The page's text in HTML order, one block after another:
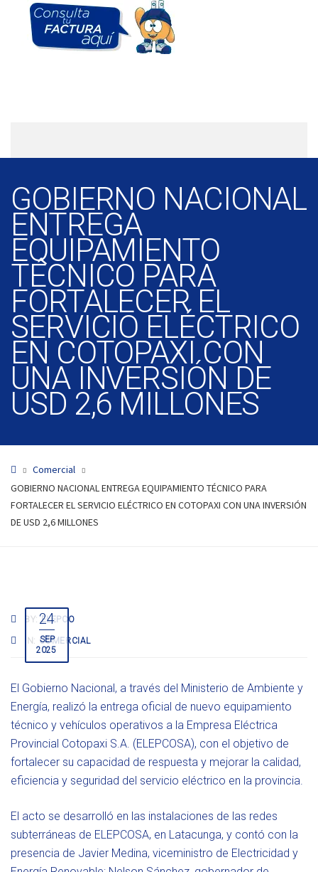
GOBIERNO NACIONAL
ENTREGA
EQUIPAMIENTO
TÉCNICO PARA
FORTALECER EL
SERVICIO ELÉCTRICO
EN COTOPAXI CON
UNA INVERSIÓN DE
USD 2,6 MILLONES
Comercial
GOBIERNO NACIONAL ENTREGA EQUIPAMIENTO TÉCNICO PARA
FORTALECER EL SERVICIO ELÉCTRICO EN COTOPAXI CON UNA INVERSIÓN
DE USD 2,6 MILLONES
24
SEP
2025
BY:ELEPCO
IN: COMERCIAL
El Gobierno Nacional, a través del Ministerio de Ambiente y
Energía, realizó la entrega oficial de nuevo equipamiento
técnico y vehículos operativos a la Empresa Eléctrica
Provincial Cotopaxi S.A. (ELEPCOSA), con el objetivo de
fortalecer su capacidad de respuesta y mejorar la calidad,
eficiencia y seguridad del servicio eléctrico en la provincia.
El acto se desarrolló en las instalaciones de las redes
subterráneas de ELEPCOSA, en Latacunga, y contó con la
presencia de Javier Medina, viceministro de Electricidad y